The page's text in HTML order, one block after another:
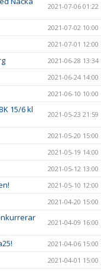
2021-07-06 01:22
2021-07-02 10:00
2021-07-01 12:00
2021-06-28 13:34
2021-06-24 14:00
2021-06-10 10:00
15/6 kl
2021-05-23 21:59
2021-05-20 15:00
2021-05-19 14:00
2021-05-12 13:00
2021-05-10 12:00
2021-04-20 15:00
2021-04-09 16:00
2021-04-06 15:00
2021-04-01 15:00